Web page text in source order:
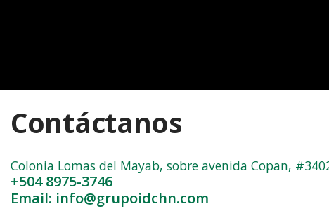
Contáctanos
Colonia Lomas del Mayab, sobre avenida Copan,
+504 8975-3746
Email: info@grupoidchn.com